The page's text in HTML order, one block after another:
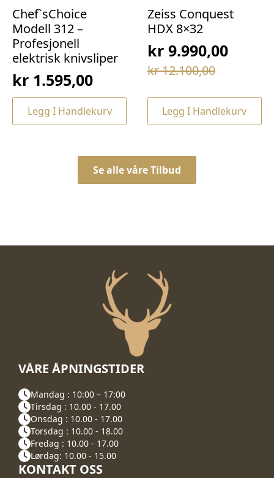
Chef`sChoice
Modell 312 –
Profesjonell
elektrisk knivsliper
kr 1.595,00
Legg I Handlekurv
Zeiss Conquest
HDX 8×32
kr12.100,00
Opprinnelig
var:
kr 12.100,00.
kr9.990,00
Nåværende
er:
kr 9.990,00.
Legg I Handlekurv
Se alle våre Tilbud
VÅRE ÅPNINGSTIDER
Mandag : 10:00 – 17:00
Tirsdag : 10.00 - 17.00
Onsdag : 10.00 - 17.00
Torsdag : 10.00 - 18.00
Fredag : 10.00 - 17.00
Lørdag: 10.00 - 15.00
KONTAKT OSS